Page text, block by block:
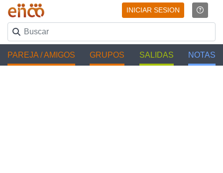
INICIAR SESION
PAREJA / AMIGOS GRUPOS SALIDAS NOTAS